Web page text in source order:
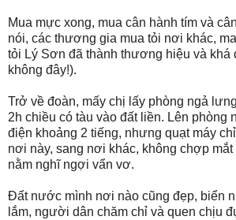
Mua mực xong, mua cân hành tím và
nói, các thương gia mua tỏi nơi khác,
tỏi Lý Sơn đã thành thương hiệu và khá
không đây!).
Trở về đoàn, mấy chị lấy phòng ngả
2h chiều có tàu vào đất liền. Lên phòng
điện khoảng 2 tiếng, nhưng quạt máy
nơi này, sang nơi khác, không chợp
nằm nghĩ ngợi vẩn vơ.
Đất nước mình nơi nào cũng đẹp, biển
lắm, người dân chăm chỉ và quen chịu